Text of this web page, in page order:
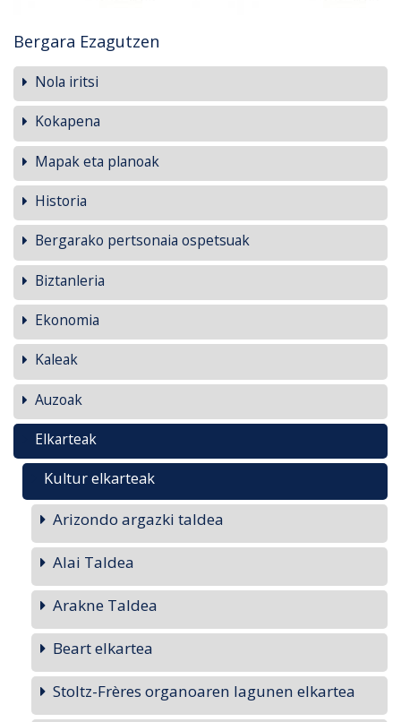
Bergara Ezagutzen
Nola iritsi
Kokapena
Mapak eta planoak
Historia
Bergarako pertsonaia ospetsuak
Biztanleria
Ekonomia
Kaleak
Auzoak
Elkarteak
Kultur elkarteak
Arizondo argazki taldea
Alai Taldea
Arakne Taldea
Beart elkartea
Stoltz-Frères organoaren lagunen elkartea